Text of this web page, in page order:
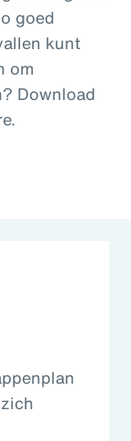
goed
kunt
om
Download